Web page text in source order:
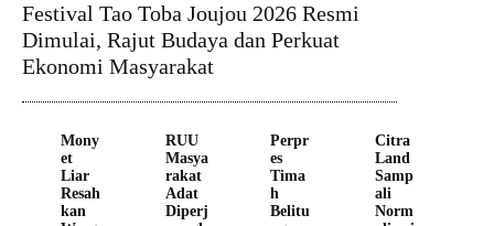
Festival Tao Toba Joujou 2026 Resmi
Dimulai, Rajut Budaya dan Perkuat
Ekonomi Masyarakat
Mony
et
Liar
Resah
kan
RUU
Masya
rakat
Adat
Diperj
Perpr
es
Tima
h
Belitu
Citra
Land
Samp
ali
Norm